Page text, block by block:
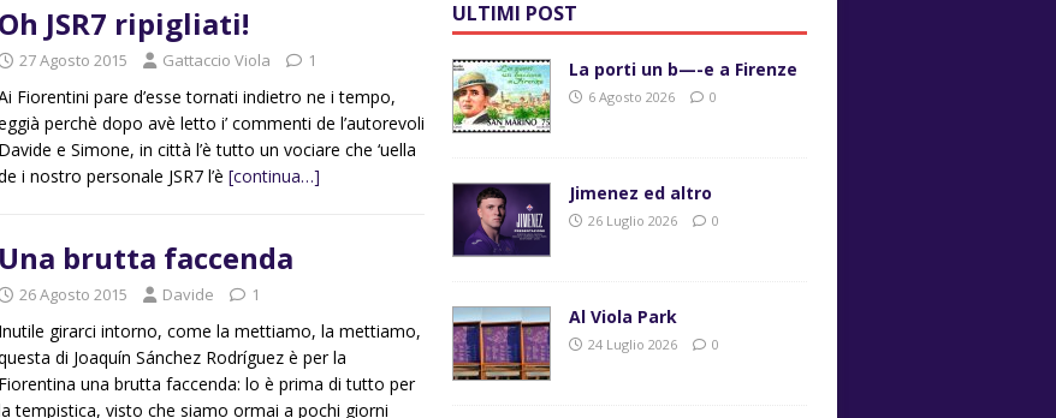
Oh JSR7 ripigliati!
27 Agosto 2015 Gattaccio Viola 1
Fiorentini pare d’esse tornati indietro ne i tempo,
perchè dopo avè letto i’ commenti de l’autorevoli
Davide e Simone, in città l’è tutto un vociare che ‘uella
i nostro personale JSR7 l’è [continua…]
Una brutta faccenda
26 Agosto 2015 Davide 1
Inutile girarci intorno, come la mettiamo, la mettiamo,
di Joaquín Sánchez Rodríguez è per la
Fiorentina una brutta faccenda: lo è prima di tutto per
tempistica, visto che siamo ormai a pochi giorni
ULTIMI POST
La porti un b—-e a Firenze
6 Agosto 2026 0
Jimenez ed altro
26 Luglio 2026 0
Al Viola Park
24 Luglio 2026 0